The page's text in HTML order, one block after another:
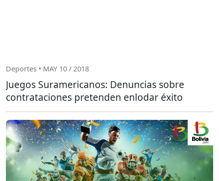
Deportes • MAY 10 / 2018
Juegos Suramericanos: Denuncias sobre
contrataciones pretenden enlodar éxito